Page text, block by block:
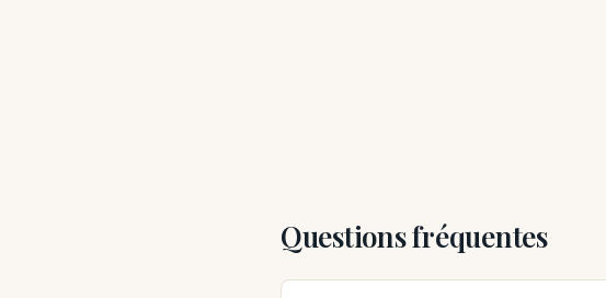
Questions fréquentes